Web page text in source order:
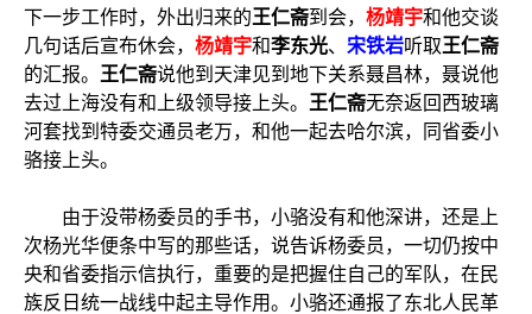
下一步工作时，外出归来的王仁斋到会， 杨靖宇和他交谈
几句话后宣布休会， 杨靖宇和李东光、 宋铁岩听取王仁斋
的汇报。
王仁斋说他到天津见到地下关系聂昌林，聂说他
去过上海没有和上级领导接上头。
王仁斋无奈返回西玻璃
河套找到特委交通员老万，和他一起去哈尔滨，同省委小
骆接上头。
由于没带杨委员的手书，小骆没有和他深讲，还是上
次杨光华便条中写的那些话，说告诉杨委员，一切仍按中
央和省委指示信执行，重要的是把握住自己的军队，在民
族反日统一战线中起主导作用。小骆还通报了东北人民革